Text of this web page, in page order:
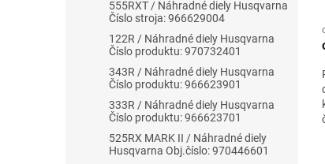
555RXT / Náhradné diely Husqvarna
Číslo stroja: 966629004
122R / Náhradné diely Husqvarna
Číslo produktu: 970732401
343R / Náhradné diely Husqvarna
Číslo produktu: 966623901
333R / Náhradné diely Husqvarna
Číslo produktu: 966623701
525RX MARK II / Náhradné diely
Husqvarna Obj.číslo: 970446601